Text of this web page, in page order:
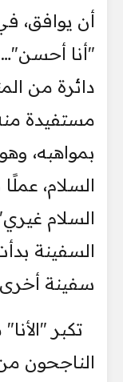
أن يوافق،
"أنا أحسن"…
دائرة من
مستفيدة
بمواهبه،
السلام،
السلام
السفينة
سفينة
تكبر
الناجحون